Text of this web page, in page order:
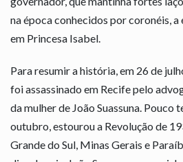
na época conhecidos por coronéis, a
em Princesa Isabel.
Para resumir a história, em 26 de
foi assassinado em Recife pelo
da mulher de João Suassuna. Pouco
outubro, estourou a Revolução de
Grande do Sul, Minas Gerais e